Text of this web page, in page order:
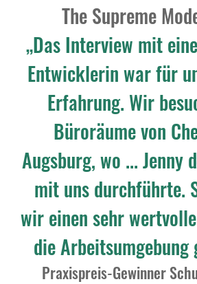
The Supreme
„Das Interview mit
Entwicklerin war für
Erfahrung. Wir
Büroräume von
Augsburg, wo ... Jenny
mit uns durchführte.
wir einen sehr
die Arbeitsumgebung
Praxispreis-Gewinner